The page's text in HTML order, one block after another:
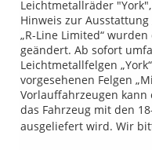
Leichtmetallräder
Hinweis zur Ausstattung
„R-Line Limited“
geändert. Ab sofort
Leichtmetallfelgen
vorgesehenen Felgen
Vorlauffahrzeugen kann
das Fahrzeug mit den
ausgeliefert wird. Wir